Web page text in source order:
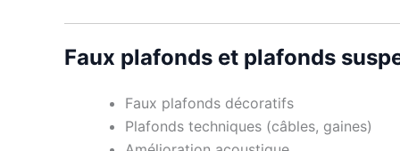
Faux plafonds et plafonds
Faux plafonds décoratifs
Plafonds techniques (câbles, gaines)